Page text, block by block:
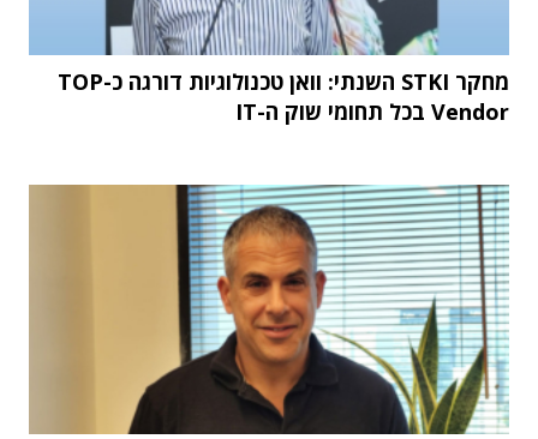
מחקר STKI השנתי: וואן טכנולוגיות דורגה כ-TOP
Vendor בכל תחומי שוק ה-IT